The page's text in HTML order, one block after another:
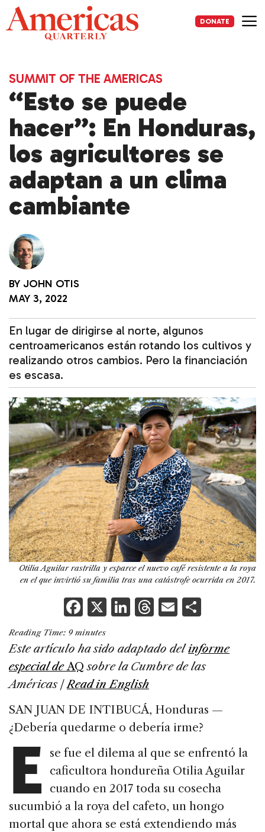
Skip
to
content
DONATE
SUMMIT OF THE AMERICAS
“Esto se puede
hacer”: En Honduras,
los agricultores se
adaptan a un clima
cambiante
BY JOHN OTIS
MAY 3, 2022
En lugar de dirigirse al norte, algunos
centroamericanos están rotando los cultivos y
realizando otros cambios. Pero la financiación
es escasa.
Otilia Aguilar rastrilla y esparce el nuevo café resistente a la roya
en el que invirtió su familia tras una catástrofe ocurrida en 2017.
F
a
c
e
b
o
o
X Li
k
e
dI
n
T
re
a
s
E
ai
l
ar
e
Reading Time: 9 minutes
Este artículo ha sido adaptado delinforme
especial deAQ sobre la Cumbre de las
Américas|Read in English
SAN JUAN DE INTIBUCÁ, Honduras —
¿Debería quedarme o debería irme?
E
se fue el dilema al que se enfrentó la
caficultora hondureña Otilia Aguilar
cuando en 2017 toda su cosecha
sucumbió a la roya del cafeto, un hongo
mortal que ahora se está extendiendo más